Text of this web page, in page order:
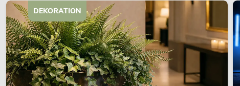
DEKORATION